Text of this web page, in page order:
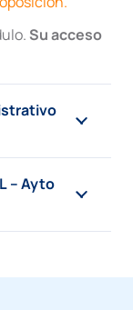
Su acceso
– Ayto